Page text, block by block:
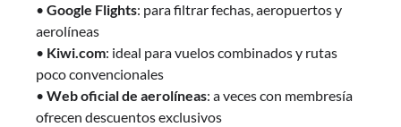
• Google Flights: para filtrar fechas, aeropuertos y
aerolíneas
• Kiwi.com: ideal para vuelos combinados y rutas
poco convencionales
• Web oficial de aerolíneas: a veces con membresía
ofrecen descuentos exclusivos